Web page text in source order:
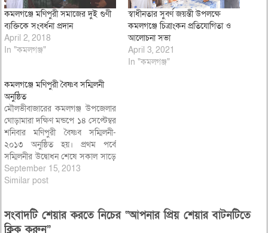
কমলগঞ্জে মণিপুরী সমাজের দুই গুণী
ব্যক্তিকে সংবর্ধনা প্রদান
April 2, 2018
In "কমলগঞ্জ"
স্বাধীনতার সুবর্ণ জয়ন্তী উপলক্ষে
কমলগঞ্জে চিত্রাংকন প্রতিযোগিতা ও
আলোচনা সভা
April 3, 2021
In "কমলগঞ্জ"
কমলগঞ্জে মণিপুরী বৈষ্ণব সম্মিলনী
অনুষ্ঠিত
মৌলভীবাজারের কমলগঞ্জ উপজেলার
ঘোড়ামারা দক্ষিণ মন্ডপে ১৪ সেপ্টেম্বর
শনিবার মণিপুরী বৈষ্ণব সম্মিলনী-
২০১৩ অনুষ্ঠিত হয়। প্রথম পর্বে
সম্মিলনীর উদ্বোধন শেষে সকাল সাড়ে
৯টায় শ্রীমদ্ভাগবত পাঠ করেন শ্রী মণি
মোহন চ্যাটার্জ্জী, শ্রী রতনমণি শর্ম্মা ও
প্রসাদ সেবা এবং প্রথম পর্বের
অনুষ্ঠানের সমাপ্তি হয়।…
September 15, 2013
Similar post
সংবাদটি শেয়ার করতে নিচের “আপনার প্রিয় শেয়ার বাটনটিতে
ক্লিক করুন”